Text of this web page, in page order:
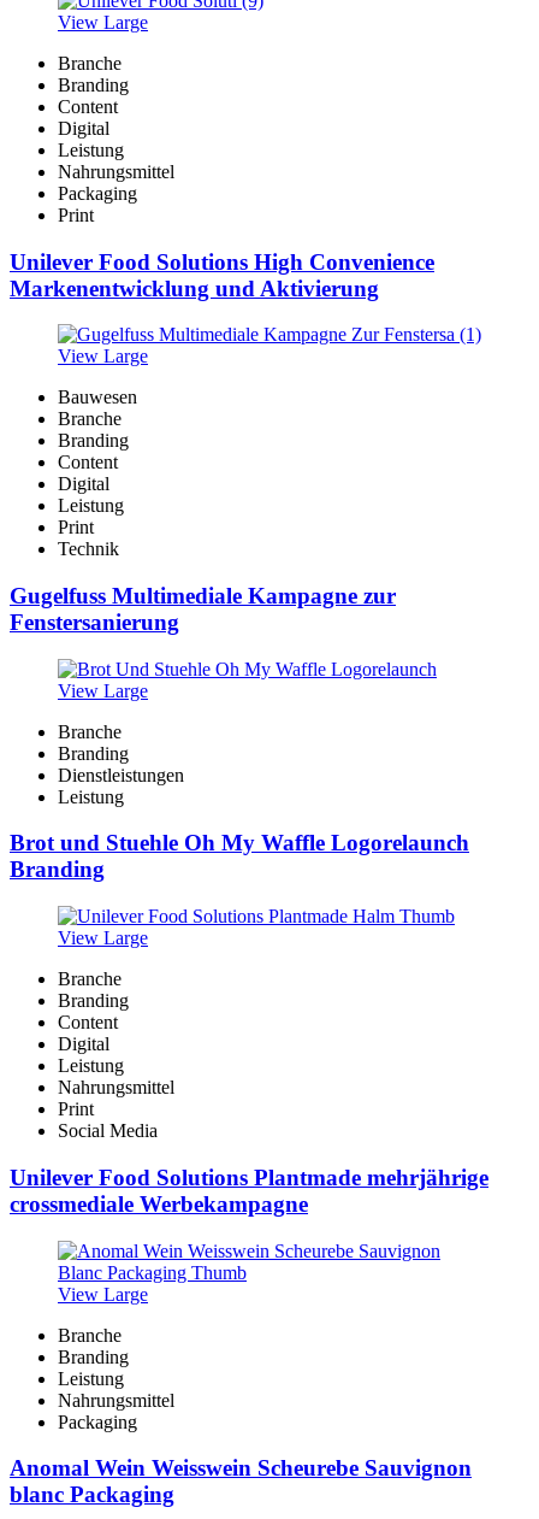
View Large
Branche
Branding
Content
Digital
Leistung
Nahrungsmittel
Packaging
Print
Unilever Food Solutions High Convenience
Markenentwicklung und Aktivierung
View Large
Bauwesen
Branche
Branding
Content
Digital
Leistung
Print
Technik
Gugelfuss Multimediale Kampagne zur
Fenstersanierung
View Large
Branche
Branding
Dienstleistungen
Leistung
Brot und Stuehle Oh My Waffle Logorelaunch
Branding
View Large
Branche
Branding
Content
Digital
Leistung
Nahrungsmittel
Print
Social Media
Unilever Food Solutions Plantmade mehrjährige
crossmediale Werbekampagne
View Large
Branche
Branding
Leistung
Nahrungsmittel
Packaging
Anomal Wein Weisswein Scheurebe Sauvignon
blanc Packaging